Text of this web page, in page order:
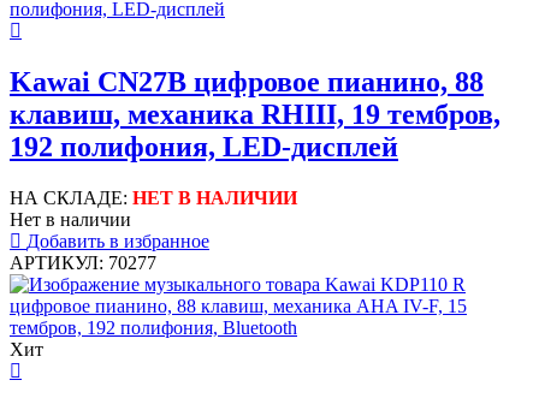
Kawai CN27B цифровое пианино, 88
клавиш, механика RHIII, 19 тембров,
192 полифония, LED-дисплей
НА СКЛАДЕ: НЕТ В НАЛИЧИИ
Нет в наличии
Добавить в избранное
АРТИКУЛ: 70277
Хит